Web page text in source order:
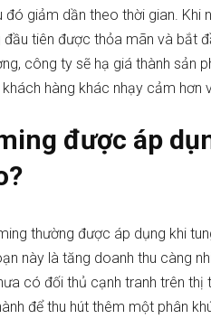
giảm dần theo thời gian. Khi
tiên được thỏa mãn và bắt
công ty sẽ hạ giá thành sản
hàng khác nhạy cảm hơn
được áp
thường được áp dụng khi
này là tăng doanh thu càng
có đối thủ cạnh tranh trên thị
để thu hút thêm một phân